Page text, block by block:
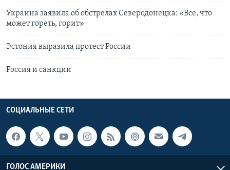
Украина заявила об обстрелах Северодонецка: «Все, что
может гореть, горит»
Эстония выразила протест России
Россия и санкции
СОЦИАЛЬНЫЕ СЕТИ
ГОЛОС АМЕРИКИ